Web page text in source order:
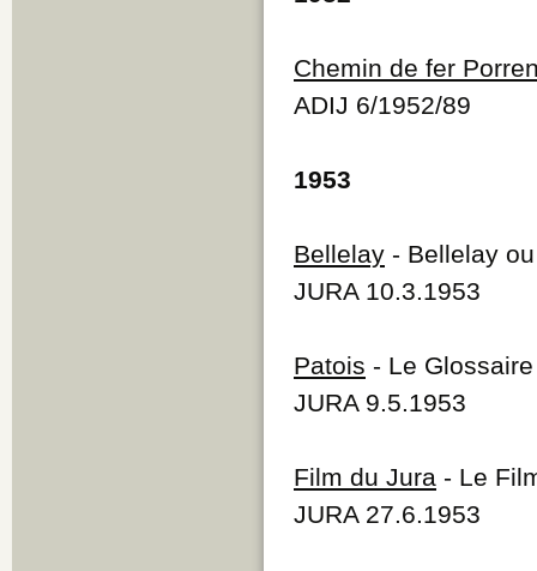
Chemin de fer
ADIJ 6/1952/89
1953
Bellelay - Bellelay
JURA 10.3.1953
Patois - Le
JURA 9.5.1953
Film du Jura - Le
JURA 27.6.1953